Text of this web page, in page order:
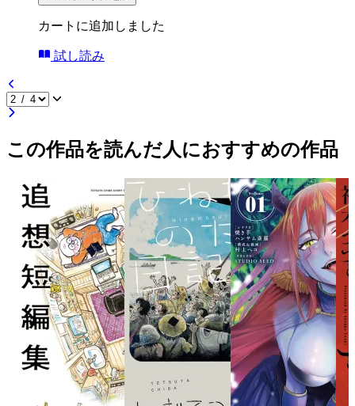
カートに追加しました
試し読み
この作品を読んだ人におすすめの作品